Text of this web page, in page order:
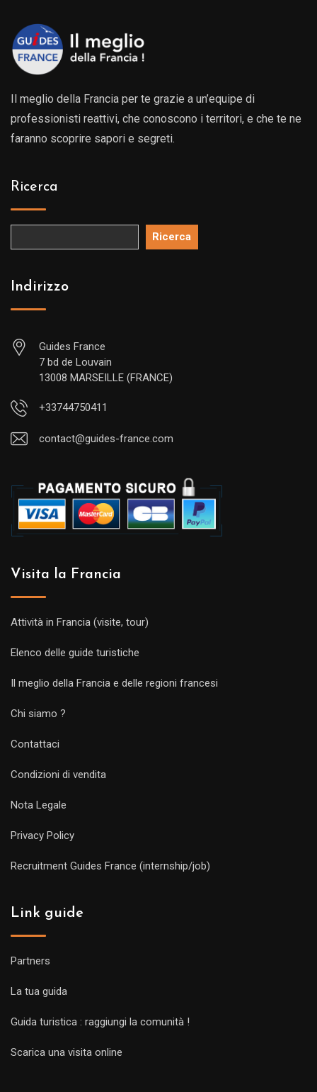
Il meglio della Francia per te grazie a un’equipe di
professionisti reattivi, che conoscono i territori, e che te ne
faranno scoprire sapori e segreti.
Ricerca
Ricerca
Indirizzo
Guides France
7 bd de Louvain
13008 MARSEILLE (FRANCE)
+33744750411
contact@guides-france.com
Visita la Francia
Attività in Francia (visite, tour)
Elenco delle guide turistiche
Il meglio della Francia e delle regioni francesi
Chi siamo ?
Contattaci
Condizioni di vendita
Nota Legale
Privacy Policy
Recruitment Guides France (internship/job)
Link guide
Partners
La tua guida
Guida turistica : raggiungi la comunità !
Scarica una visita online